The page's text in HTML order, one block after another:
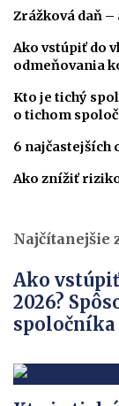
Zrážková daň
Ako vstúpiť do
odmeňovania
Kto je tichý
o tichom
6 najčastejších
Ako znížiť
Najčítanejšie
Ako
2026?
spoločníka